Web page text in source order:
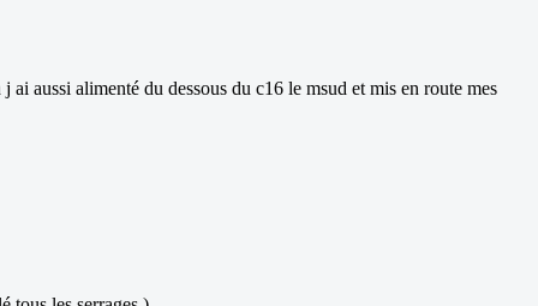
aussi alimenté du dessous du c16 le msud et mis en route mes